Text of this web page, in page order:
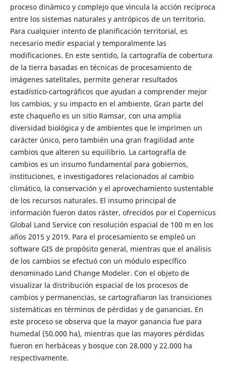
proceso dinámico y complejo que vincula la acción recíproca
entre los sistemas naturales y antrópicos de un territorio.
Para cualquier intento de planificación territorial, es
necesario medir espacial y temporalmente las
modificaciones. En este sentido, la cartografía de cobertura
de la tierra basadas en técnicas de procesamiento de
imágenes satelitales, permite generar resultados
estadístico-cartográficos que ayudan a comprender mejor
los cambios, y su impacto en el ambiente. Gran parte del
este chaqueño es un sitio Ramsar, con una amplia
diversidad biológica y de ambientes que le imprimen un
carácter único, pero también una gran fragilidad ante
cambios que alteren su equilibrio. La cartografía de
cambios es un insumo fundamental para gobiernos,
instituciones, e investigadores relacionados al cambio
climático, la conservación y el aprovechamiento sustentable
de los recursos naturales. El insumo principal de
información fueron datos ráster, ofrecidos por el Copernicus
Global Land Service con resolución espacial de 100 m en los
años 2015 y 2019. Para el procesamiento se empleó un
software GIS de propósito general, mientras que el análisis
de los cambios se efectuó con un módulo específico
denominado Land Change Modeler. Con el objeto de
visualizar la distribución espacial de los procesos de
cambios y permanencias, se cartografiaron las transiciones
sistemáticas en términos de pérdidas y de ganancias. En
este proceso se observa que la mayor ganancia fue para
humedal (50.000 ha), mientras que las mayores pérdidas
fueron en herbáceas y bosque con 28.000 y 22.000 ha
respectivamente.